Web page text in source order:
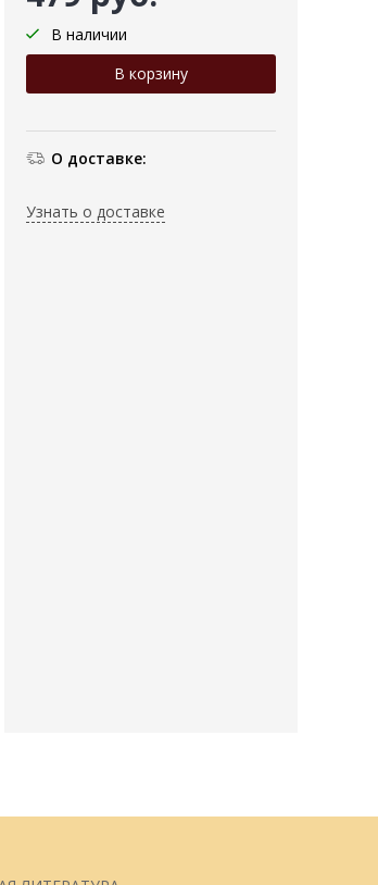
В наличии
О доставке:
Узнать о доставке